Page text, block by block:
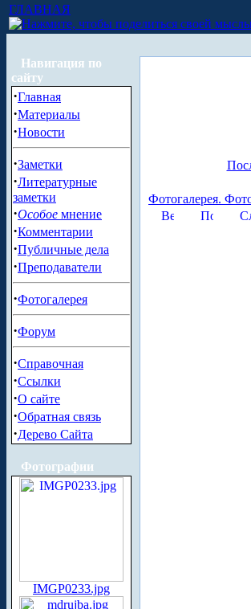
ГЛАВНАЯ
Навигация по
сайту
·Главная
·Материалы
·Новости
·Заметки
·Литературные
заметки
·Особое мнение
·Комментарии
·Публичные дела
·Преподаватели
·Фотогалерея
·Форум
·Справочная
·Ссылки
·О сайте
·Обратная связь
·Дерево Сайта
Фотографии
IMGP0233.jpg
Фотогалерея.